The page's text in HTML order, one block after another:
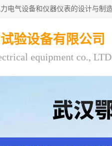
验设备有限公司
equipment co., LTD